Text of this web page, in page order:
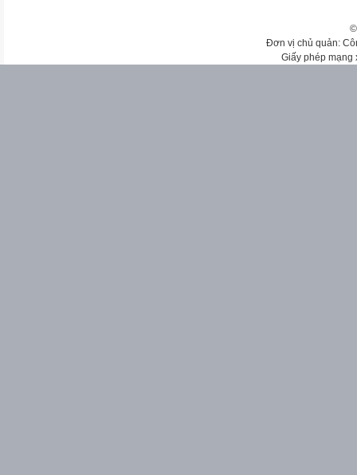
Đơn vị chủ quản:
Giấy phép mạng